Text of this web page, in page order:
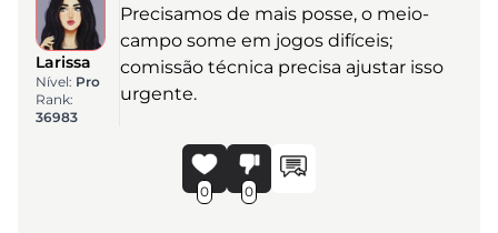
Larissa
Nível: Pro
Rank:
36983
Precisamos de mais posse, o meio-
campo some em jogos difíceis;
comissão técnica precisa ajustar isso
urgente.
0 0